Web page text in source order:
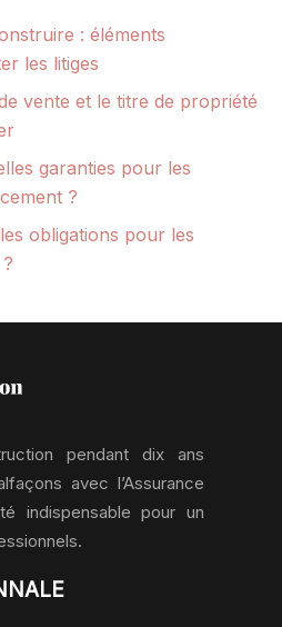
: éléments
les litiges
vente et le titre de propriété
garanties pour les
?
obligations pour les
pendant dix ans
avec l’Assurance
indispensable pour un